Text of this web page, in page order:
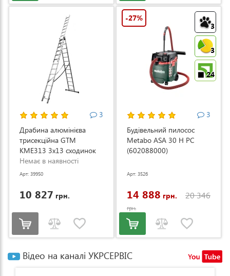
3
Драбина алюмінієва
трисекційна GTM
KME313 3x13 сходинок
3.53-8.93м (KME313)
Немає в наявності
Арт: 39950
10 827 грн.
3
3
24
-27%
3
Будівельний пилосос
Metabo ASA 30 H PC
(602088000)
Арт: 3526
14 888 грн. 20 346
грн.
Відео на каналі УКРСЕРВІС